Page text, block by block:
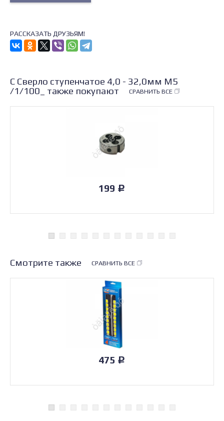
РАССКАЗАТЬ ДРУЗЬЯМ!
С Сверло ступенчатое 4,0 - 32,0мм М5
/1/100_ также покупают
СРАВНИТЬ ВСЕ
199 Р
Смотрите также СРАВНИТЬ ВСЕ
475 Р